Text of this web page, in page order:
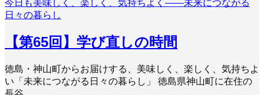
今日も美味しく、楽しく、気持ちよく――未来につながる
日々の暮らし
【第65回】学び直しの時間
徳島・神山町からお届けする、美味しく、楽しく、気持ちよ
い「未来につながる日々の暮らし」 徳島県神山町に在住の